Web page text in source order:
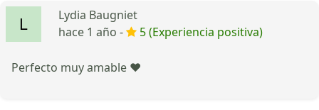
Lydia Baugniet
hace 1 año -
5 (Experiencia positiva)
Perfecto muy amable ❤️